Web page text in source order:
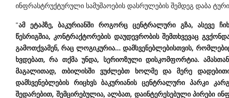
ინფრასტრუქტურული სამუშაოების დასრულების შემდეგ დაბა
"ამ ეტაპზე, ბაკურიანში როგორც ცენტრალური გზა, ასევე
წესრიგშია, კონტრაქტორების დაუდევრობის შემთხვევაც
გამოთქვამენ, რაც ლოგიკურია... დამსვენებლებისთვის,
ხვდებათ, რა თქმა უნდა, სერიოზული დისკომფორტია.
მაგალითად, თბილისში ვუძლებთ ხოლმე და მერე დადებითი
დამსვენებლების რიცხვს ბაკურიანის ცენტრალური პარკი
შედარებით, შემცირებულია, ალბათ, დაინტერესებული პირები